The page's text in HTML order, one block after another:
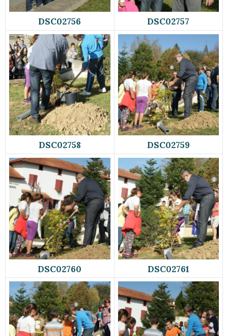
DSC02756 DSC02757
DSC02758 DSC02759
DSC02760 DSC02761